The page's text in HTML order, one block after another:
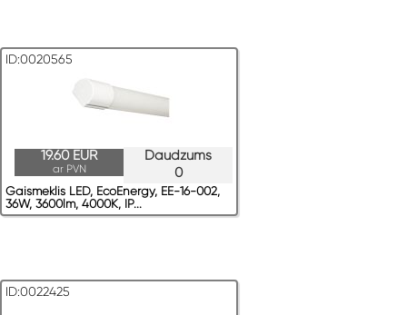
ID:0020565
Daudzums
0
19.60 EUR
ar PVN
Gaismeklis LED, EcoEnergy, EE-16-002,
36W, 3600lm, 4000K, IP...
ID:0022425